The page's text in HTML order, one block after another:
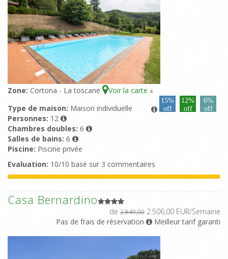
Zone: Cortona - La toscane Voir la carte 4
15%
off
12%
off
6%
off
Type de maison: Maison individuelle
Personnes: 12
Chambres doubles: 6
Salles de bains: 6
Piscine: Piscine privée
Evaluation: 10/10 basé sur 3 commentaires
Casa Bernardino
de 2.849,00 2.506,00 EUR/Semaine
Pas de frais de réservation
Meilleur tarif garanti